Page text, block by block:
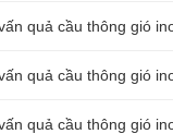
quả cầu thông gió
quả cầu thông gió
quả cầu thông gió